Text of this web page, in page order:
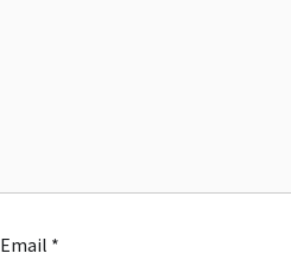
Email *